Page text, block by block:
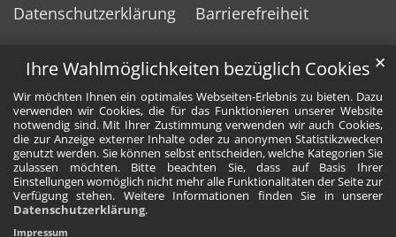
Ihre Wahlmöglichkeiten bezüglich Cookies
Wir möchten Ihnen ein optimales Webseiten-Erlebnis zu bieten. Dazu
verwenden wir Cookies, die für das Funktionieren unserer Website
notwendig sind. Mit Ihrer Zustimmung verwenden wir auch Cookies,
die zur Anzeige externer Inhalte oder zu anonymen Statistikzwecken
genutzt werden. Sie können selbst entscheiden, welche Kategorien Sie
zulassen möchten. Bitte beachten Sie, dass auf Basis Ihrer
Einstellungen womöglich nicht mehr alle Funktionalitäten der Seite zur
Verfügung stehen. Weitere Informationen finden Sie in unserer
Datenschutzerklärung.
✕
Impressum
Datenschutzerklärung
Barrierefreiheit